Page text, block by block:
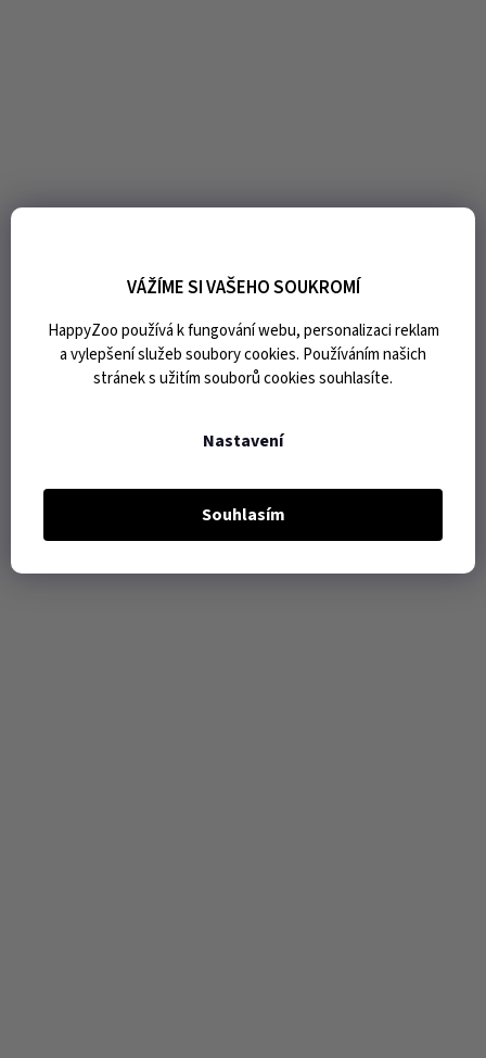
VÁŽÍME SI VAŠEHO SOUKROMÍ
HappyZoo používá k fungování webu, personalizaci reklam
a vylepšení služeb soubory cookies. Používáním našich
stránek s užitím souborů cookies souhlasíte.
Nastavení
Souhlasím